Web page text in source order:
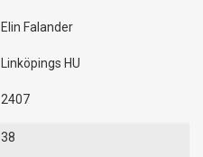
Elin Falander
Linköpings HU
2407
38